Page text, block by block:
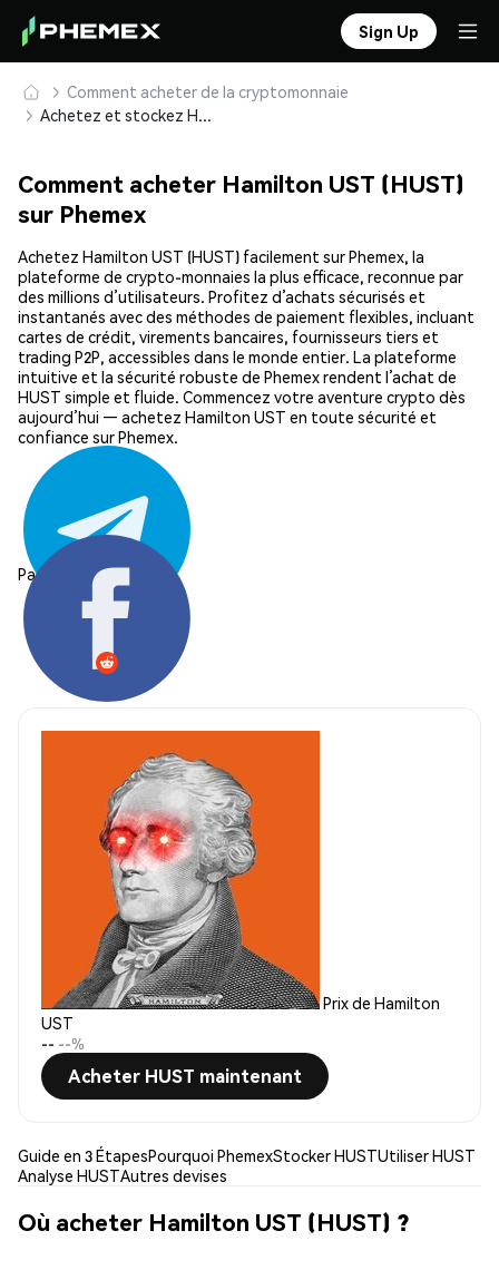
Sign Up
Comment acheter de la cryptomonnaie
Achetez et stockez Hamilton UST (HUST) en toute sécurité
Comment acheter Hamilton UST (HUST)
sur Phemex
Achetez Hamilton UST (HUST) facilement sur Phemex, la
plateforme de crypto-monnaies la plus efficace, reconnue par
des millions d’utilisateurs. Profitez d’achats sécurisés et
instantanés avec des méthodes de paiement flexibles, incluant
cartes de crédit, virements bancaires, fournisseurs tiers et
trading P2P, accessibles dans le monde entier. La plateforme
intuitive et la sécurité robuste de Phemex rendent l’achat de
HUST simple et fluide. Commencez votre aventure crypto dès
aujourd’hui — achetez Hamilton UST en toute sécurité et
confiance sur Phemex.
Partager:
Prix de Hamilton
UST
-- --%
Acheter HUST maintenant
Guide en 3 ÉtapesPourquoi PhemexStocker HUSTUtiliser HUST
Analyse HUSTAutres devises
Où acheter Hamilton UST (HUST) ?